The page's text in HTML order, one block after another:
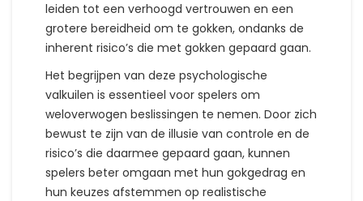
leiden tot een verhoogd vertrouwen en een
grotere bereidheid om te gokken, ondanks de
inherent risico’s die met gokken gepaard gaan.
Het begrijpen van deze psychologische
valkuilen is essentieel voor spelers om
weloverwogen beslissingen te nemen. Door zich
bewust te zijn van de illusie van controle en de
risico’s die daarmee gepaard gaan, kunnen
spelers beter omgaan met hun gokgedrag en
hun keuzes afstemmen op realistische